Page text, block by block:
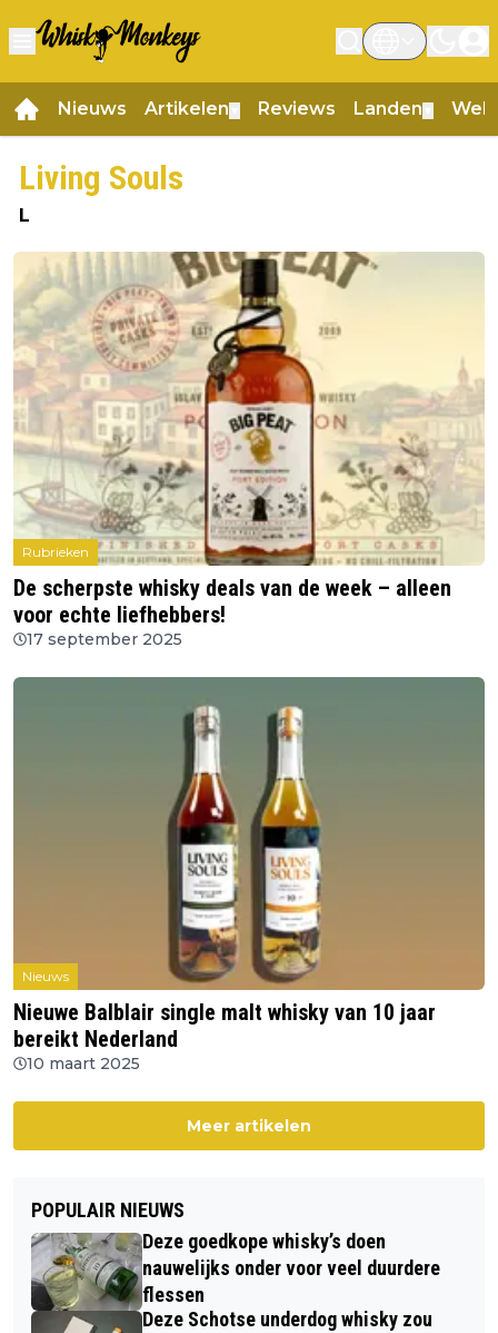
Nieuws Artikelen Reviews Landen
Living Souls
L
Rubrieken
De scherpste whisky deals van de week – alleen
voor echte liefhebbers!
17 september 2025
Nieuws
Nieuwe Balblair single malt whisky van 10 jaar
bereikt Nederland
10 maart 2025
Meer artikelen
POPULAIR NIEUWS
Deze goedkope whisky’s doen
nauwelijks onder voor veel duurdere
flessen
Deze Schotse underdog whisky zou